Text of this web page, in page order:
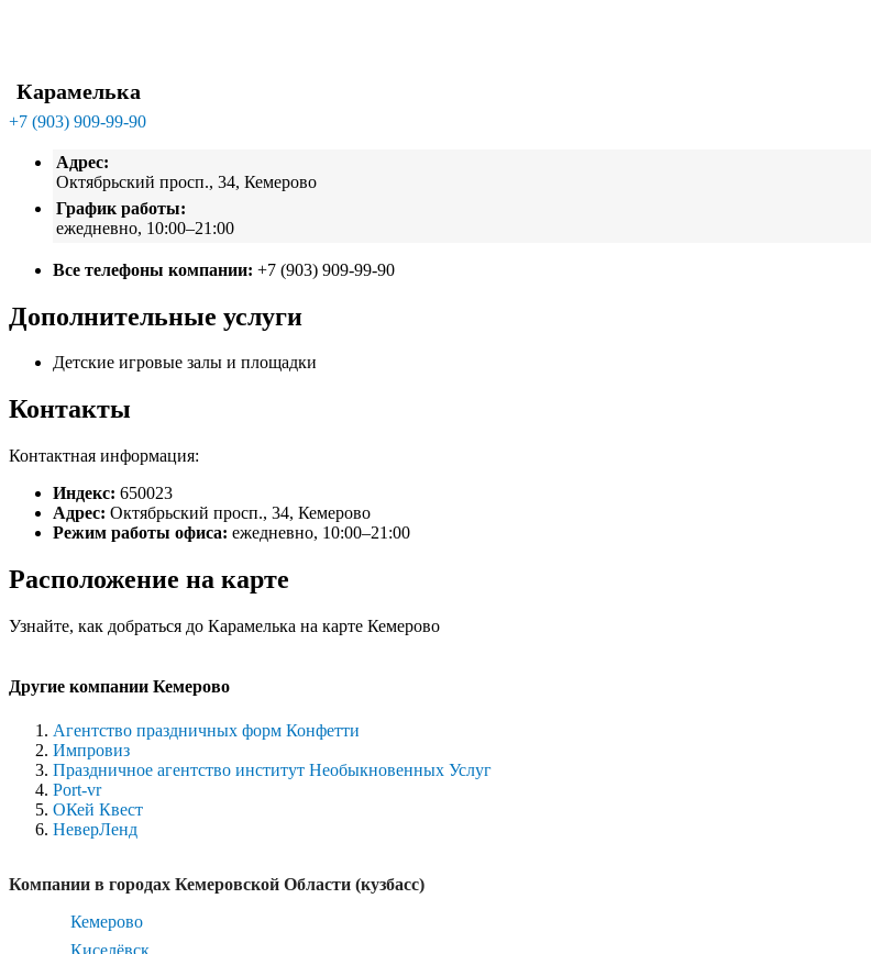
Карамелька
+7 (903) 909-99-90
Адрес:
Октябрьский просп., 34, Кемерово
График работы:
ежедневно, 10:00–21:00
Все телефоны компании: +7 (903) 909-99-90
Дополнительные услуги
Детские игровые залы и площадки
Контакты
Контактная информация:
Индекс: 650023
Адрес: Октябрьский просп., 34, Кемерово
Режим работы офиса: ежедневно, 10:00–21:00
Расположение на карте
Узнайте, как добраться до Карамелька на карте Кемерово
Другие компании Кемерово
Агентство праздничных форм Конфетти
Импровиз
Праздничное агентство институт Необыкновенных Услуг
Port-vr
ОКей Квест
НеверЛенд
Компании в городах Кемеровской Области (кузбасс)
Кемерово
Киселёвск